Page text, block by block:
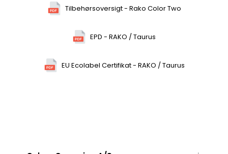
Tilbehørsoversigt - Rako Color Two
EPD - RAKO / Taurus
EU Ecolabel Certifikat - RAKO / Taurus